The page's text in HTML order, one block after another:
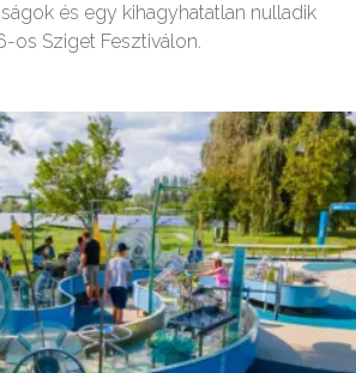
és egy kihagyhatatlan nulladik
os Sziget Fesztiválon.